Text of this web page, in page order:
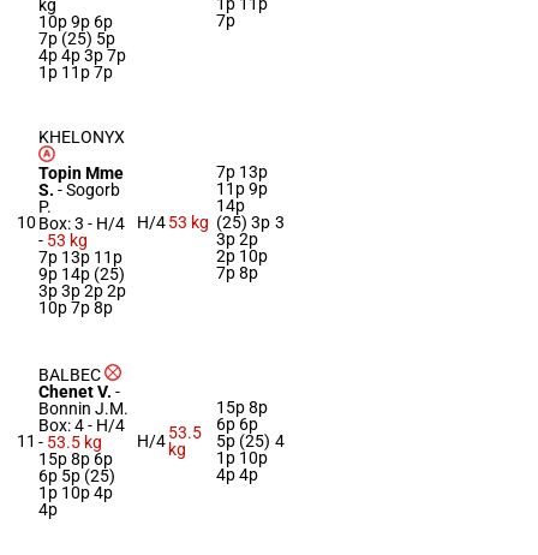
kg
10p 9p 6p
7p (25) 5p
4p 4p 3p 7p
1p 11p 7p
7p
10
KHELONYX
Topin Mme
S. -Sogorb
P.
Box: 3 - H/4
- 53 kg
7p 13p 11p
9p 14p (25)
3p 3p 2p 2p
10p 7p 8p
H/453 kg
7p 13p
11p 9p
14p
(25) 3p
3p 2p
2p 10p
7p 8p
3
11
BALBEC
Chenet V. -
Bonnin J.M.
Box: 4 - H/4
- 53.5 kg
15p 8p 6p
6p 5p (25)
1p 10p 4p
4p
H/453.5
kg
15p 8p
6p 6p
5p (25)
1p 10p
4p 4p
4